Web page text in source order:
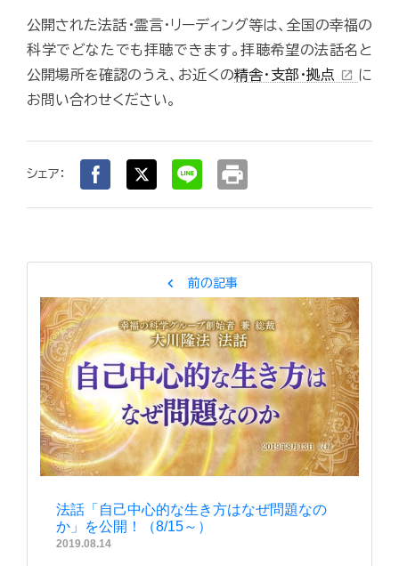
公開された法話・霊言・リーディング等は、全国の幸福の
科学でどなたでも拝聴できます。拝聴希望の法話名と
公開場所を確認のうえ、お近くの精舎・支部・拠点 open_in_new に
お問い合わせください。
シェア： print
chevron_left 前の記事
法話「自己中心的な生き方はなぜ問題なの
か」を公開！（8/15～）
2019.08.14